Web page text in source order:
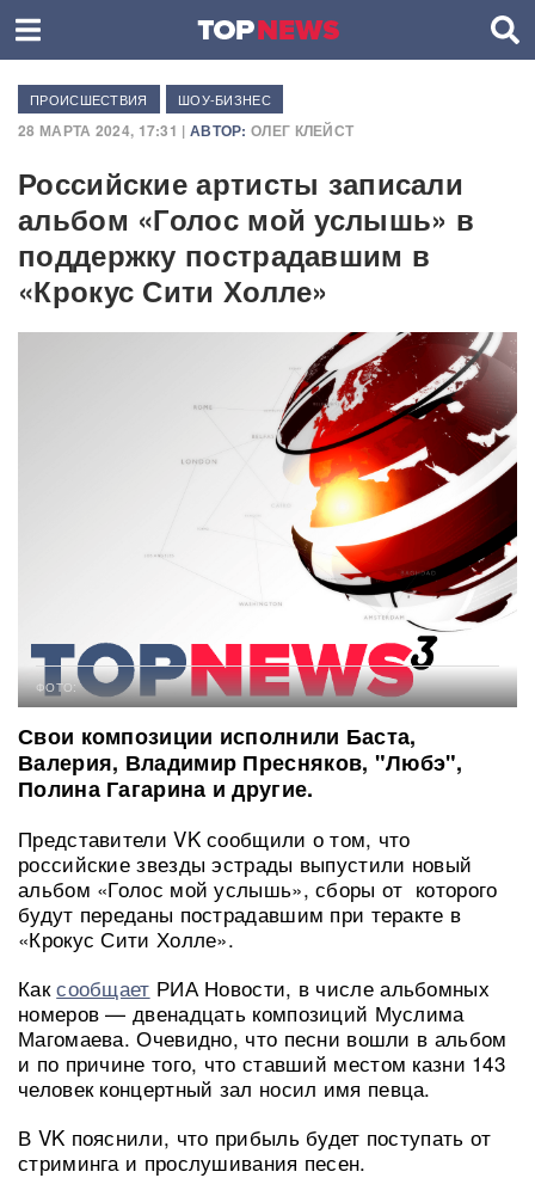
ПРОИСШЕСТВИЯ ШОУ-БИЗНЕС
28 МАРТА 2024, 17:31 | АВТОР: ОЛЕГ КЛЕЙСТ
Российские артисты записали
альбом «Голос мой услышь» в
поддержку пострадавшим в
«Крокус Сити Холле»
ФОТО:
Свои композиции исполнили Баста,
Валерия, Владимир Пресняков, "Любэ",
Полина Гагарина и другие.
Представители VK сообщили о том, что
российские звезды эстрады выпустили новый
альбом «Голос мой услышь», сборы от которого
будут переданы пострадавшим при теракте в
«Крокус Сити Холле».
Каксообщает РИА Новости, в числе альбомных
номеров — двенадцать композиций Муслима
Магомаева. Очевидно, что песни вошли в альбом
и по причине того, что ставший местом казни 143
человек концертный зал носил имя певца.
В VK пояснили, что прибыль будет поступать от
стриминга и прослушивания песен.